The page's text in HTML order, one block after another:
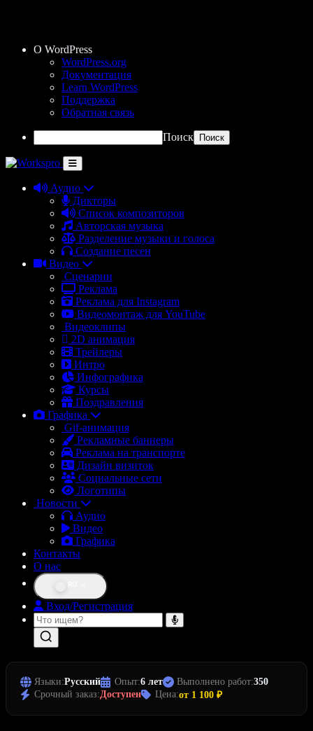
О WordPress
WordPress.org
Документация
Learn WordPress
Поддержка
Обратная связь
Поиск
Аудио
Дикторы
Список композиторов
Авторская музыка
Разделение музыки и голоса
Создание песен
Видео
Сценарии
Реклама
Реклама для Instagram
Видеомонтаж для YouTube
Видеоклипы
2D анимация
Трейлеры
Интро
Инфографика
Курсы
Поздравления
Графика
Gif-анимация
Рекламные баннеры
Реклама на транспорте
Дизайн визиток
Социальные сети
Логотипы
Новости
Аудио
Видео
Графика
Контакты
О нас
Вход/Регистрация
Языки:Русский Опыт:6 лет Выполнено работ:350
Срочный заказ:Доступен Цена:от 1 100 ₽